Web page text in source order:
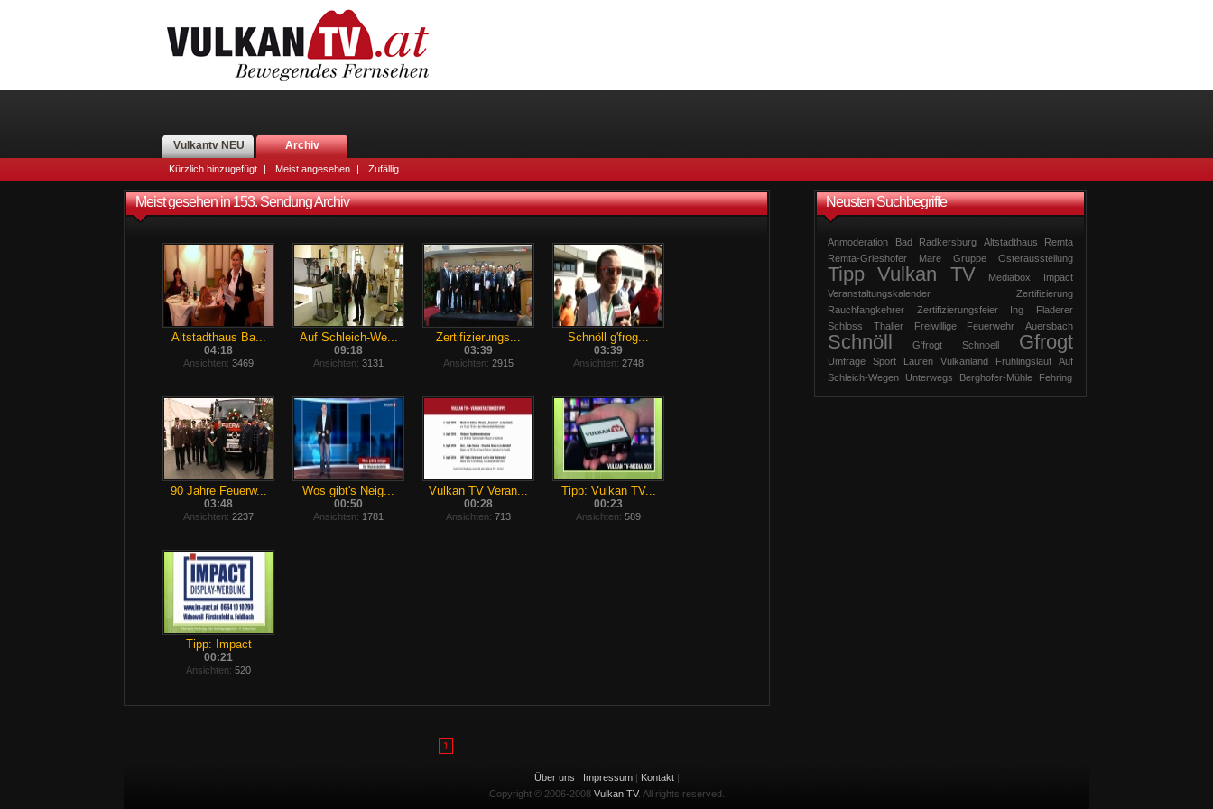
Vulkantv NEU Archiv
Kürzlich hinzugefügt | Meist angesehen | Zufällig
Meist gesehen in 153. Sendung Archiv
Altstadthaus Ba...
04:18
Ansichten: 3469
Auf Schleich-We...
09:18
Ansichten: 3131
Zertifizierungs...
03:39
Ansichten: 2915
Schnöll g'frog...
03:39
Ansichten: 2748
90 Jahre Feuerw...
03:48
Ansichten: 2237
Wos gibt's Neig...
00:50
Ansichten: 1781
Vulkan TV Veran...
00:28
Ansichten: 713
Tipp: Vulkan TV...
00:23
Ansichten: 589
Tipp: Impact
00:21
Ansichten: 520
1
Neusten Suchbegriffe
Anmoderation Bad Radkersburg Altstadthaus
Remta
Remta-Grieshofer
Mare Gruppe Osterausstellung
Tipp Vulkan TV Mediabox
Impact
Veranstaltungskalender
Zertifizierung
Rauchfangkehrer
Zertifizierungsfeier Ing
Fladerer
Schloss
Thaller Freiwillige Feuerwehr Auersbach
Schnöll G'frogt Schnoell Gfrogt
Umfrage Sport Laufen Vulkanland Frühlingslauf
Auf
Schleich-Wegen
Unterwegs Berghofer-Mühle Fehring
Über uns | Impressum| Kontakt|
Copyright © 2006-2008 Vulkan TV. All rights reserved.